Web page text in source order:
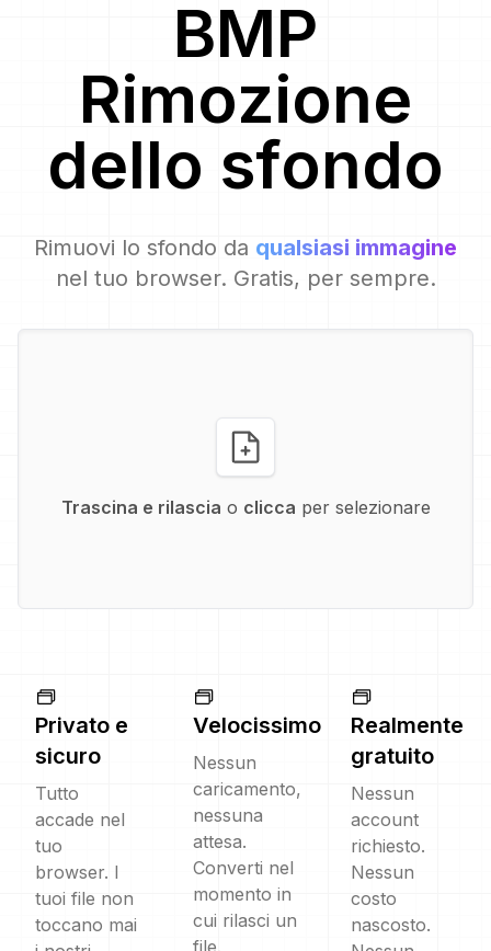
BMP
Rimozione
dello sfondo
Rimuovi lo sfondo da qualsiasi immagine
nel tuo browser. Gratis, per sempre.
Trascina e rilascia o clicca per selezionare
Privato e
sicuro
Tutto
accade nel
tuo
browser. I
tuoi file non
toccano mai
Velocissimo
Nessun
caricamento,
nessuna
attesa.
Converti nel
momento in
cui rilasci un
file.
Realmente
gratuito
Nessun
account
richiesto.
Nessun
costo
nascosto.